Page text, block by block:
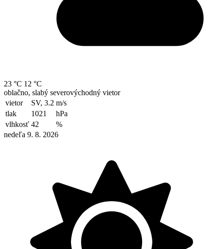
23 °C 12 °C
oblačno, slabý severovýchodný vietor
vietor
SV, 3.2 m/s
tlak
1021
hPa
vlhkosť 42
%
nedeľa 9. 8. 2026